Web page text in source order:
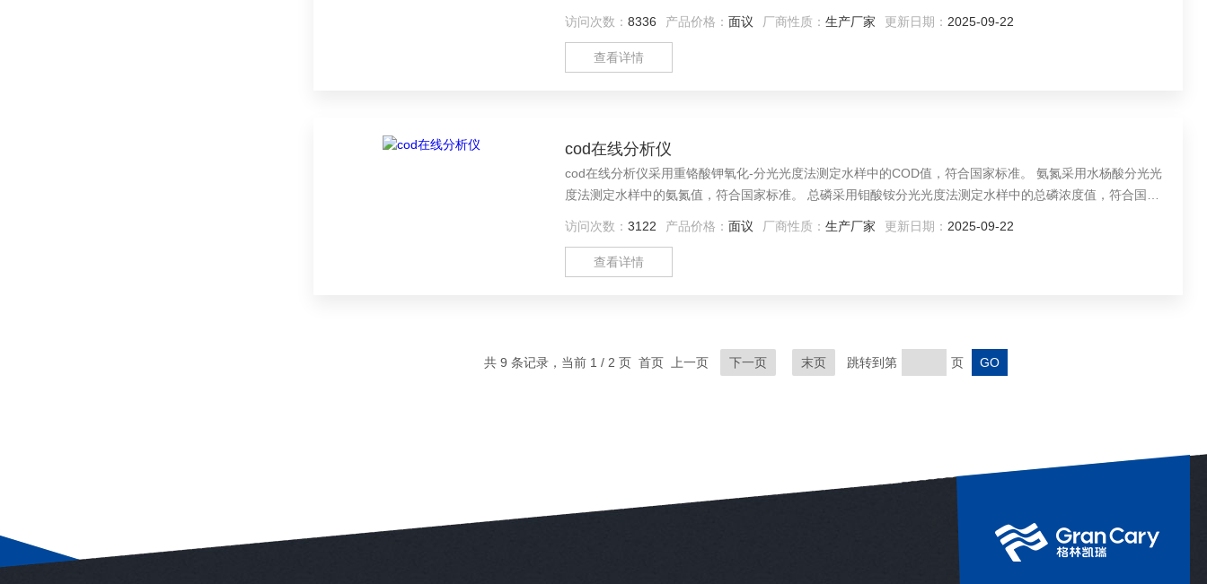
访问次数：8336 产品价格：面议 厂商性质：生产厂家 更新日期： 2025-09-22
查看详情
cod在线分析仪
cod在线分析仪采用重铬酸钾氧化-分光光度法测定水样中的COD值，符合国家标准。 氨氮采用水杨酸分光光
度法测定水样中的氨氮值，符合国家标准。 总磷采用钼酸铵分光光度法测定水样中的总磷浓度值，符合国家
访问次数：3122 产品价格：面议 厂商性质：生产厂家 更新日期： 2025-09-22
查看详情
共 9 条记录，当前 1 / 2 页 首页 上一页 下一页 末页 跳转到第 页